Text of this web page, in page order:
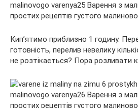
Кип’ятимо приблизно 1 годину.
готовність, перелив невелику
не розтікається? Пора розливати